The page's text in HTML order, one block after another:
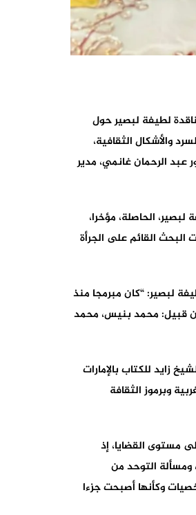
15 يوليوز 2025، لقاء أكاديميا مع الكاتبة والناقدة لطيفة لبصير حول
والأشكال الثقافية،
عبد الرحمان غانمي، مدير
الحاصلة، مؤخرا،
البحث القائم على الجرأة
لبصير: “كان مبرمجا منذ
من قبيل: محمد بنيس، محمد
زايد للكتاب بالإمارات
وبرموز الثقافة
مستوى القضايا، إذ
التوحد من
وكأنها أصبحت جزءا